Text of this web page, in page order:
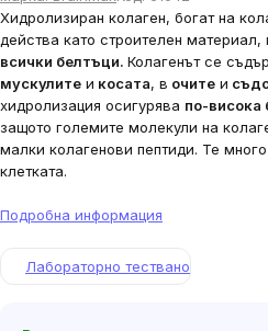
Хидролизиран колаген, богат на
действа като строителен материал,
всички белтъци. Колагенът се
мускулите и косата, в очите и
хидролизация осигурява по-висока
защото големите молекули на
малки колагенови пептиди. Те
клетката.
Подробна информация
Лабораторно тествано